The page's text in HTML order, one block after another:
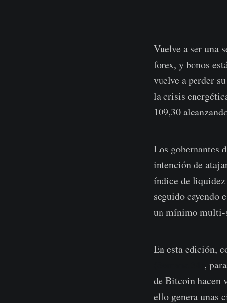
Vuelve a ser una
forex, y bonos
vuelve a perder
la crisis
109,30
Los gobernantes
intención de
índice de liquidez
seguido cayendo
un mínimo multi-
En esta edición,
,
de Bitcoin hacen
ello genera unas